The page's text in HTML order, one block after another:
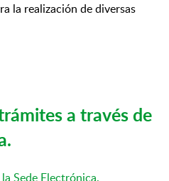
la realización de diversas
a través de
Sede Electrónica.